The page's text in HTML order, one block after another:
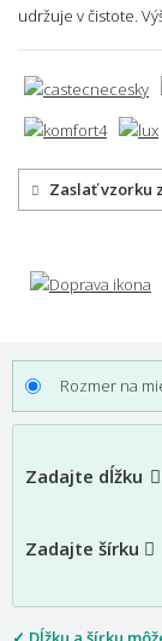
udržuje v čistote.
Zaslať vzorku
Rozmer na
Zadajte dĺžku
Zadajte šírku